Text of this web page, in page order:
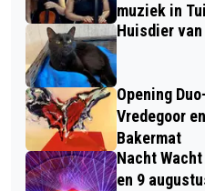
muziek in
Huisdier
Opening
Vredegoor
Bakermat
Nacht
en 9